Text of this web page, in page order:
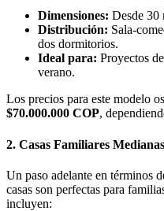
Dimensiones: Desde 30
Distribución: Sala-
dos dormitorios.
Ideal para: Proyectos
verano.
Los precios para este modelo
$70.000.000 COP,
2. Casas Familiares Medianas
Un paso adelante en términos
casas son perfectas para
incluyen: